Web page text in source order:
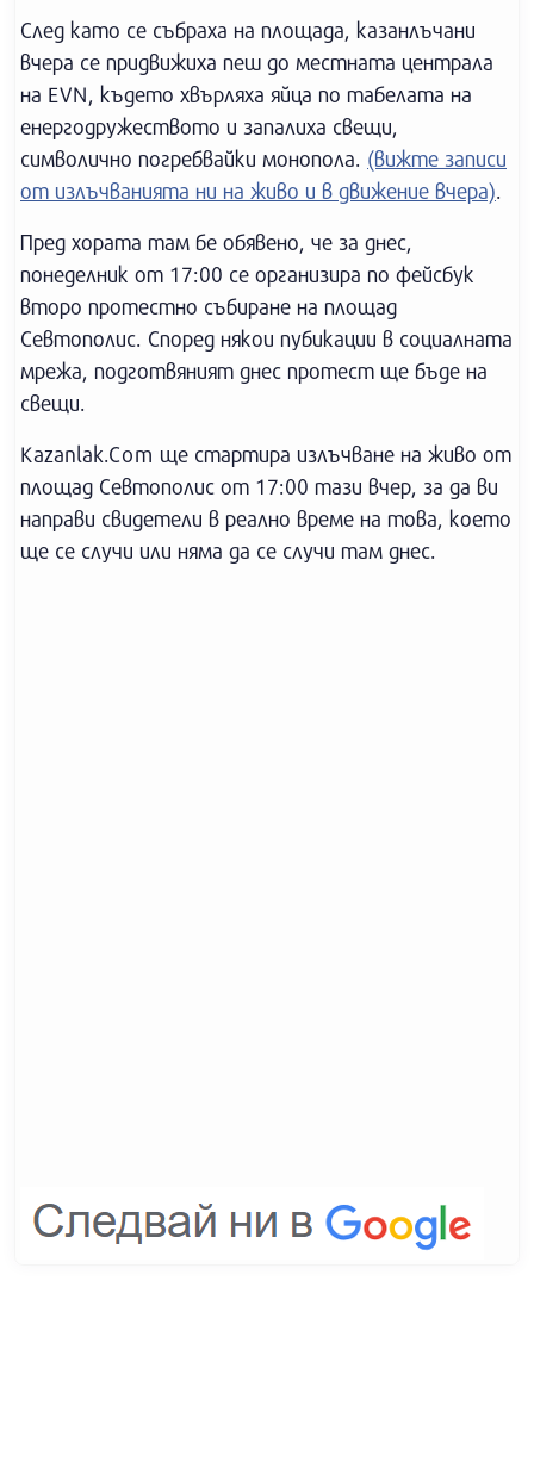
След като се събраха на площада, казанлъчани
вчера се придвижиха пеш до местната централа
на EVN, където хвърляха яйца по табелата на
енергодружеството и запалиха свещи,
символично погребвайки монопола. (вижте записи
от излъчванията ни на живо и в движение вчера).
Пред хората там бе обявено, че за днес,
понеделник от 17:00 се организира по фейсбук
второ протестно събиране на площад
Севтополис. Според някои пубикации в социалната
мрежа, подготвяният днес протест ще бъде на
свещи.
Kazanlak.Com ще стартира излъчване на живо от
площад Севтополис от 17:00 тази вчер, за да ви
направи свидетели в реално време на това, което
ще се случи или няма да се случи там днес.